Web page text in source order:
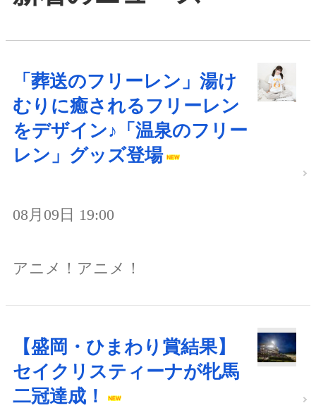
「葬送のフリーレン」湯け
むりに癒されるフリーレン
をデザイン♪「温泉のフリー
レン」グッズ登場
08月09日 19:00
アニメ！アニメ！
【盛岡・ひまわり賞結果】
セイクリスティーナが牝馬
二冠達成！